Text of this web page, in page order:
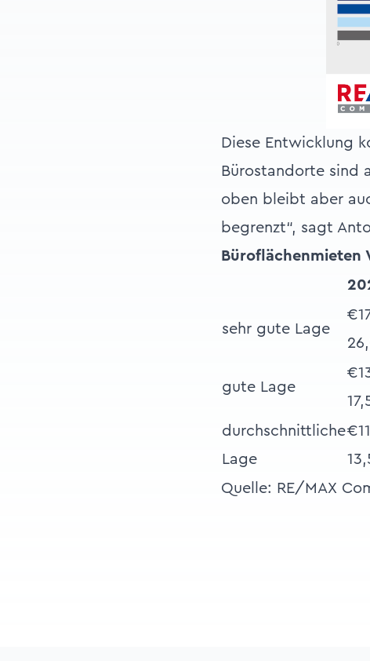
Diese Entwicklung
Bürostandorte sind
oben bleibt aber
begrenzt“, sagt
Büroflächenmieten
sehr gute Lage
gute Lage
durchschnittliche
Lage
Quelle: RE/MAX